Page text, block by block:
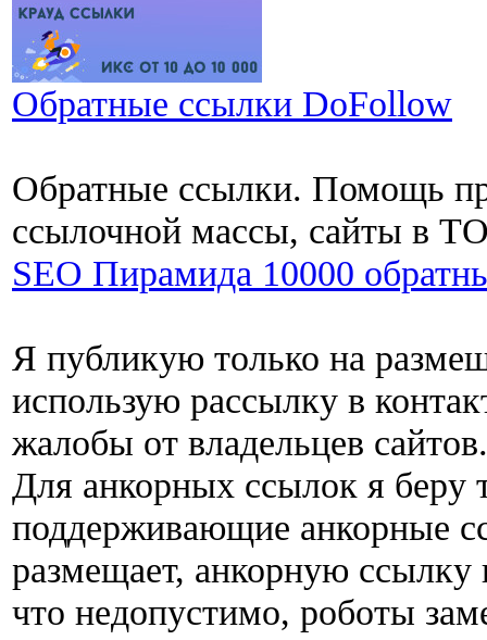
Обратные ссылки DoFollow
Обратные ссылки. Помощь
ссылочной массы, сайты в
SEO Пирамида 10000
Я публикую только на
использую рассылку в
жалобы от владельцев сайтов.
Для анкорных ссылок я беру
поддерживающие анкорные
размещает, анкорную
что недопустимо, роботы